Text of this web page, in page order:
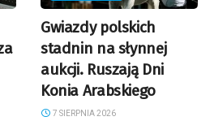
Gwiazdy polskich
stadnin na słynnej
aukcji. Ruszają Dni
Konia Arabskiego
7 SIERPNIA 2026